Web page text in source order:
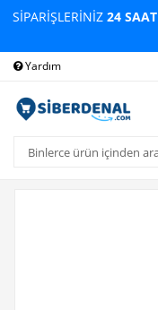
SİPARİŞLERİNİZ24 SAAT
Yardım